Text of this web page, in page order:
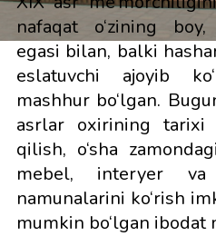
nafaqat o‘zining
egasi bilan, balki
eslatuvchi ajoyib
mashhur bo‘lgan.
asrlar oxirining tarixi
qilish, o‘sha
mebel, interyer va
namunalarini ko‘rish
mumkin bo‘lgan ibodat